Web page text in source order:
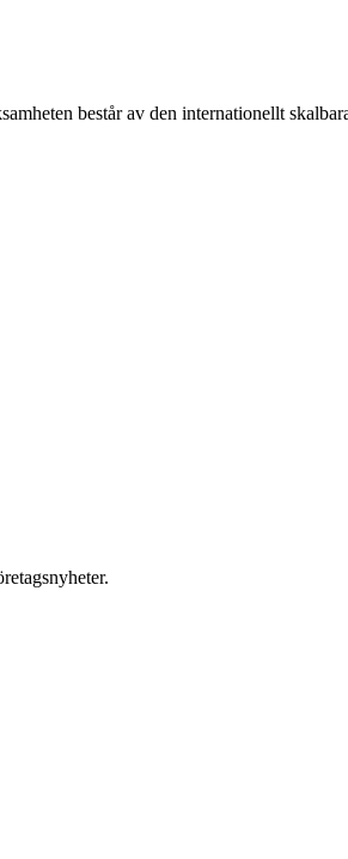
består av den internationellt